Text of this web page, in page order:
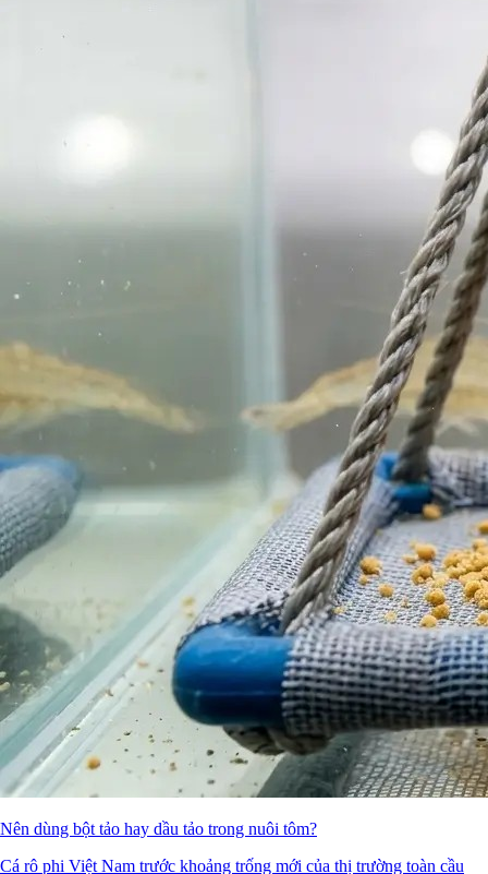
Nên dùng bột tảo hay dầu tảo trong nuôi tôm?
Cá rô phi Việt Nam trước khoảng trống mới của thị trường toàn cầu